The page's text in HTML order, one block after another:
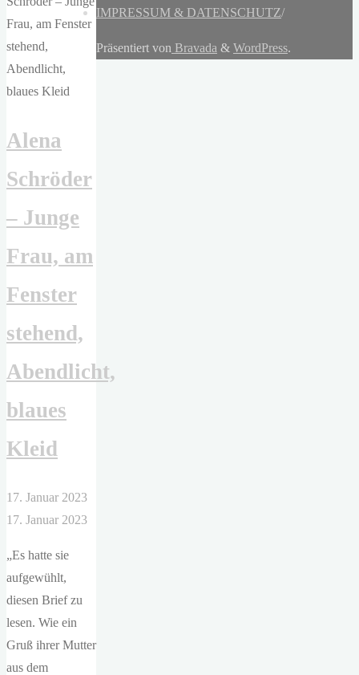
Alena
Schröder
– Junge
Frau, am
Fenster
stehend,
Abendlicht,
blaues
Kleid
17. Januar 2023
17. Januar 2023
„Es hatte sie
aufgewühlt,
diesen Brief zu
lesen. Wie ein
Gruß ihrer Mutter
aus dem
IMPRESSUM & DATENSCHUTZ/
Präsentiert von Bravada & WordPress.